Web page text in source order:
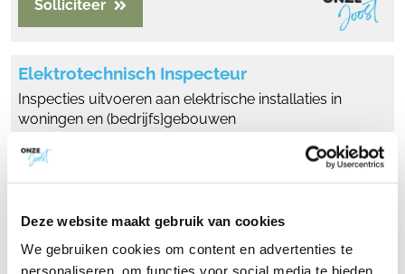
Deze website maakt gebruik van cookies
We gebruiken cookies om content en advertenties te
personaliseren, om functies voor social media te bieden
Solliciteer
Elektrotechnisch Inspecteur
Inspecties uitvoeren aan elektrische installaties in
woningen en (bedrijfs}gebouwen
€ 3.500 - € 4.500
Solliciteer